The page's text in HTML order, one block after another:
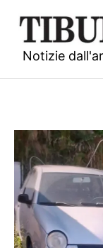
contenuto
Notizie